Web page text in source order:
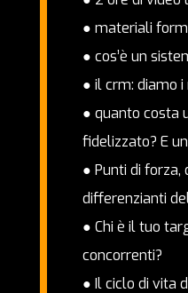
● materiali
● cos’è un
● il crm: diamo i
● quanto costa
fidelizzato? E
● Punti di
differenzianti
● Chi è il tuo
concorrenti?
● Il ciclo di vita